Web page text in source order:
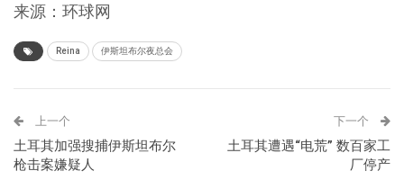
来源：环球网
Reina 伊斯坦布尔夜总会
上一个
土耳其加强搜捕伊斯坦布尔
枪击案嫌疑人
下一个
土耳其遭遇“电荒” 数百家工
厂停产